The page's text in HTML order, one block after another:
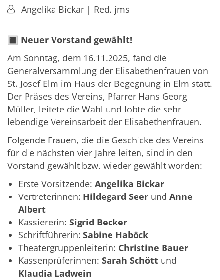
Von:Angelika Bickar | Red. jms
🔳 Neuer Vorstand gewählt!
Am Sonntag, dem 16.11.2025, fand die
Generalversammlung der Elisabethenfrauen von
St. Josef Elm im Haus der Begegnung in Elm statt.
Der Präses des Vereins, Pfarrer Hans Georg
Müller, leitete die Wahl und lobte die sehr
lebendige Vereinsarbeit der Elisabethenfrauen.
Folgende Frauen, die die Geschicke des Vereins
für die nächsten vier Jahre leiten, sind in den
Vorstand gewählt bzw. wieder gewählt worden:
Erste Vorsitzende: Angelika Bickar
Vertreterinnen: Hildegard Seer und Anne
Albert
Kassiererin: Sigrid Becker
Schriftführerin: Sabine Haböck
Theatergruppenleiterin: Christine Bauer
Kassenprüferinnen: Sarah Schött und
Klaudia Ladwein